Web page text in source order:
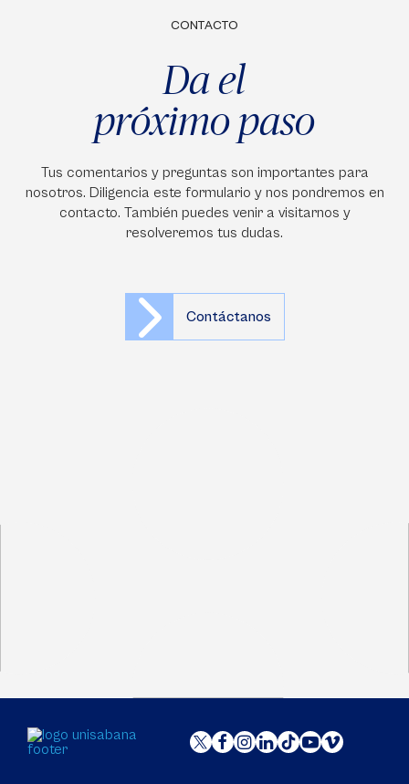
CONTACTO
Da el
próximo paso
Tus comentarios y preguntas son importantes para
nosotros. Diligencia este formulario y nos pondremos en
contacto. También puedes venir a visitarnos y
resolveremos tus dudas.
Contáctanos